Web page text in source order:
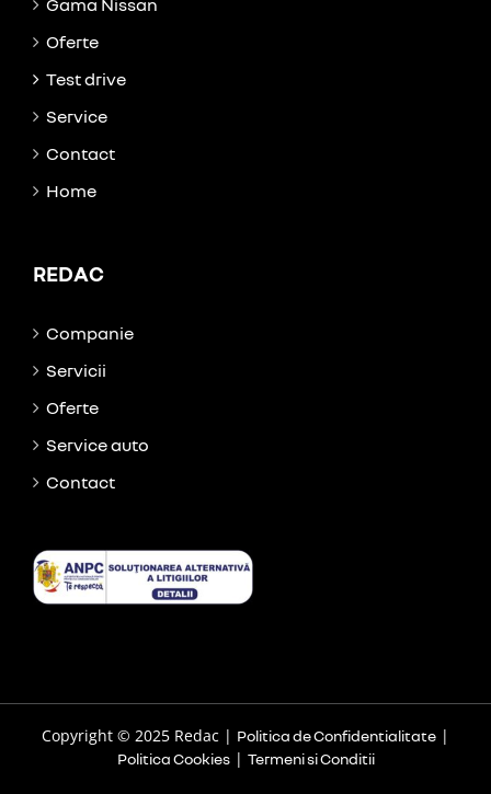
Oferte
Test drive
Service
Contact
Home
REDAC
Companie
Servicii
Oferte
Service auto
Contact
Copyright © 2025 Redac | Politica de Confidentialitate |
Politica Cookies| Termeni si Conditii